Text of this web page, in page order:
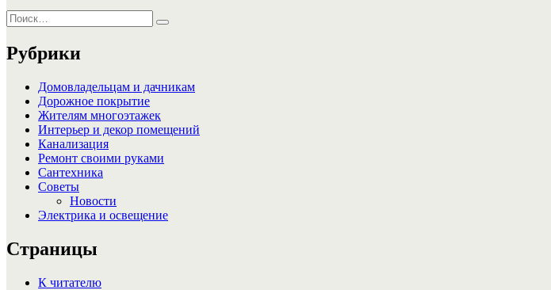
Искать:
Поиск
Рубрики
Домовладельцам и дачникам
Дорожное покрытие
Жителям многоэтажек
Интерьер и декор помещений
Канализация
Ремонт своими руками
Сантехника
Советы
Новости
Электрика и освещение
Страницы
К читателю